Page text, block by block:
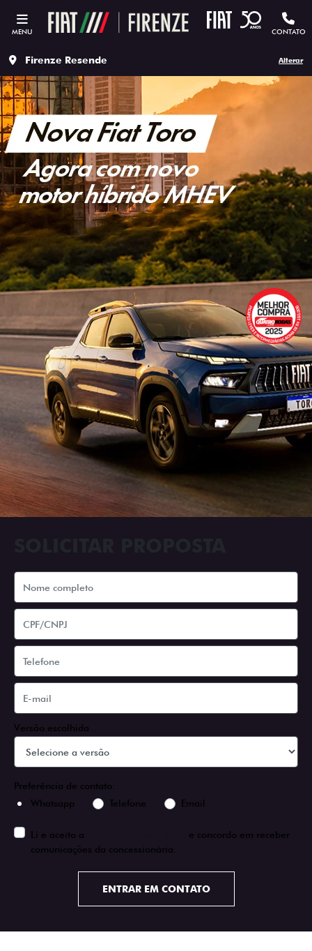
MENU CONTATO
Firenze Resende Alterar
Versão escolhida
Preferência de contato:
Whatsapp
Telefone Email
Li e aceito a
e concordo em receber
comunicações da concessionária.
ENTRAR EM CONTATO